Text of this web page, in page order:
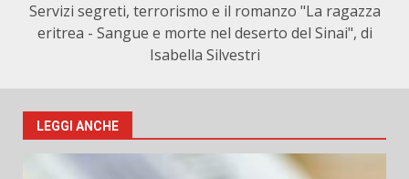
Servizi segreti, terrorismo e il romanzo "La ragazza
eritrea - Sangue e morte nel deserto del Sinai", di
Isabella Silvestri
LEGGI ANCHE